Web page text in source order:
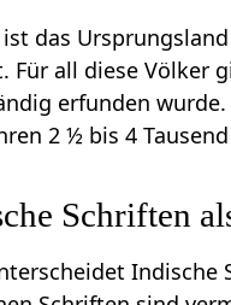
ist das
Für all diese Völker
erfunden
2 ½ bis 4
Schriften
Indische